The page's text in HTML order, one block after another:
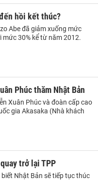
hồi kết thúc?
Abe đã giảm xuống mức
30% kể từ năm 2012.
Phúc thăm Nhật Bản
Xuân Phúc và đoàn cấp cao
gia Akasaka (Nhà khách
trở lại TPP
Nhật Bản sẽ tiếp tục thúc